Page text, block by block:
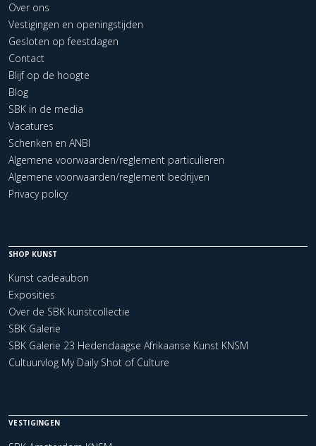
Over ons
Vestigingen en openingstijden
Gesloten op feestdagen
Contact
Blijf op de hoogte
Blog
SBK in de media
Vacatures
Schenken en ANBI
Algemene voorwaarden/reglement particulieren
Algemene voorwaarden/reglement bedrijven
Privacy policy
SHOP KUNST
Kunst cadeaubon
Exposities
Over de SBK kunstcollectie
SBK Galerie
SBK Galerie 23 Hedendaagse Afrikaanse Kunst KNSM
Cultuurvlog My Daily Shot of Culture
VESTIGINGEN